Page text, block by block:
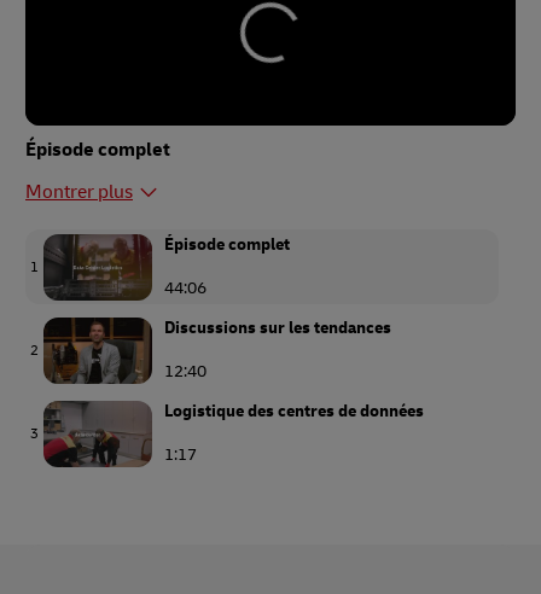
Épisode complet
Montrer plus
1
Épisode complet
44:06
2
Discussions sur les tendances
12:40
3
Logistique des centres de données
1:17